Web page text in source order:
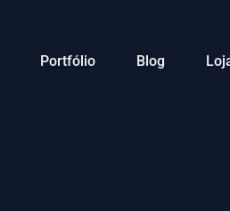
Portfólio Blog